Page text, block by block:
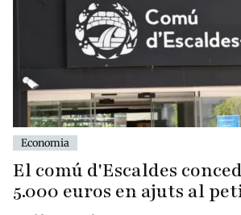
Economia
El comú d'Escaldes
5.000 euros en ajuts al